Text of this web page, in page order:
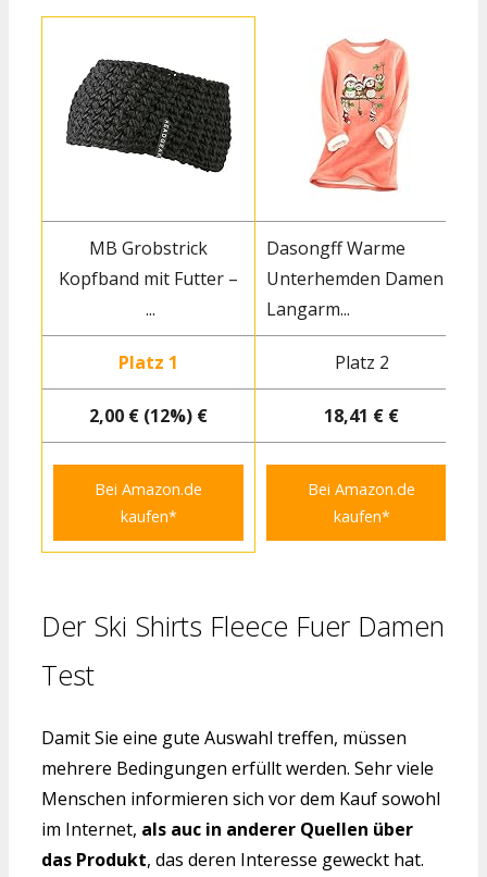
MB Grobstrick
Kopfband mit Futter –
...
Dasongff Warme
Unterhemden Damen
Langarm...
Platz 1 Platz 2
2,00 € (12%) € 18,41 € €
Bei Amazon.de
kaufen*
Bei Amazon.de
kaufen*
Der Ski Shirts Fleece Fuer Damen
Test
Damit Sie eine gute Auswahl treffen, müssen
mehrere Bedingungen erfüllt werden. Sehr viele
Menschen informieren sich vor dem Kauf sowohl
im Internet, als auc in anderer Quellen über
das Produkt, das deren Interesse geweckt hat.